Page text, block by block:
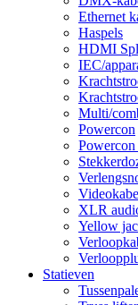
Ethernet
Haspels
HDMI
IEC/
Multi/
Powercon
Powercon
XLR
Yellow
Statieven